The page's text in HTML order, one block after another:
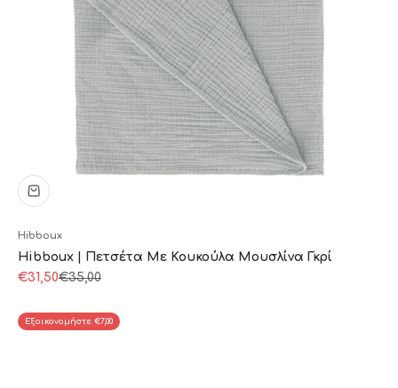
Hibboux
Hibboux | Πετσέτα Με Κουκούλα Μουσλίνα Γκρί
Τιμή πώλησης
€31,50Κανονική τιμή
€35,00
Εξοικονομήστε €7,00